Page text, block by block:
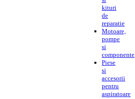
kituri
de
reparatie
Motoare,
pompe
si
componente
Piese
si
accesorii
pentru
aspiratoare